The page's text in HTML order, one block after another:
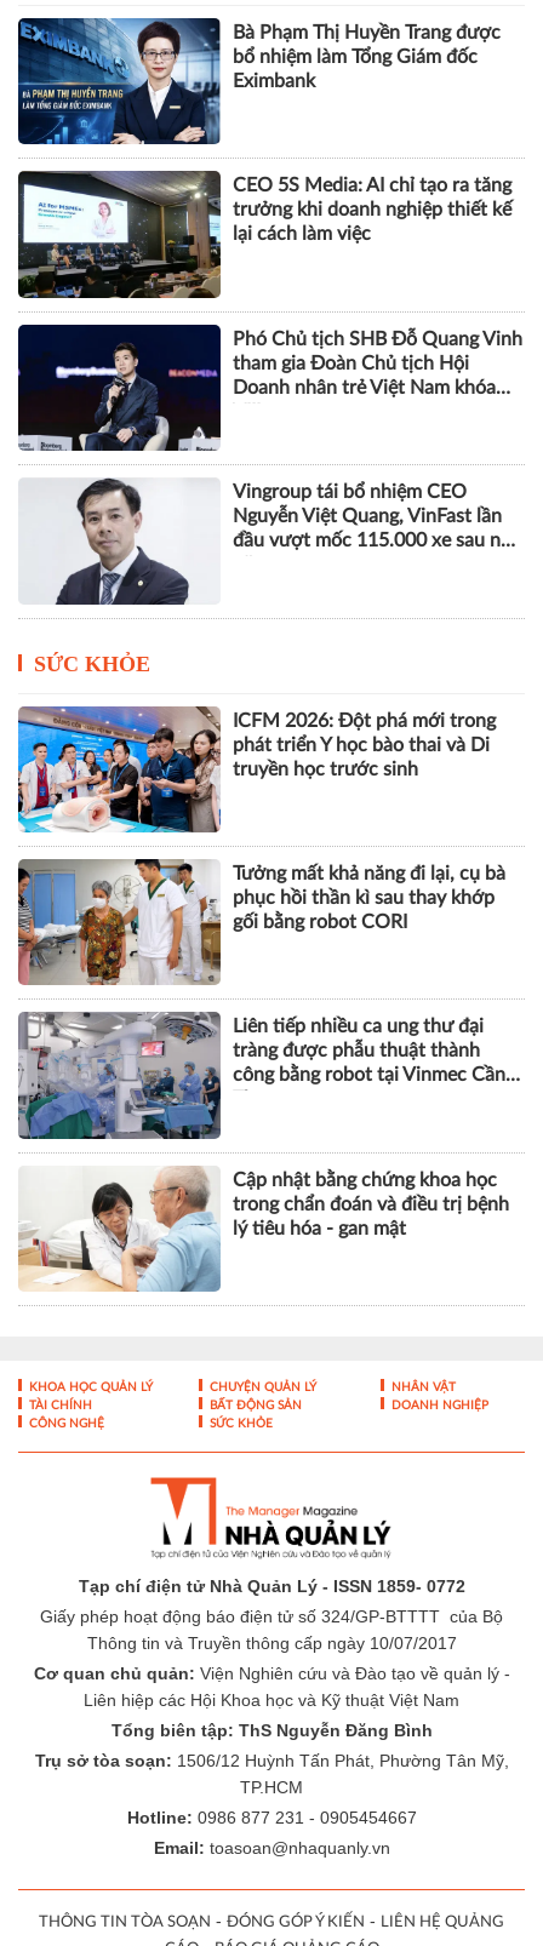
Bà Phạm Thị Huyền Trang được
bổ nhiệm làm Tổng Giám đốc
Eximbank
CEO 5S Media: AI chỉ tạo ra tăng
trưởng khi doanh nghiệp thiết kế
lại cách làm việc
Phó Chủ tịch SHB Đỗ Quang Vinh
tham gia Đoàn Chủ tịch Hội
Doanh nhân trẻ Việt Nam khóa
Vingroup tái bổ nhiệm CEO
Nguyễn Việt Quang, VinFast lần
đầu vượt mốc 115.000 xe sau nửa
SỨC KHỎE
ICFM 2026: Đột phá mới trong
phát triển Y học bào thai và Di
truyền học trước sinh
Tưởng mất khả năng đi lại, cụ bà
phục hồi thần kì sau thay khớp
gối bằng robot CORI
Liên tiếp nhiều ca ung thư đại
tràng được phẫu thuật thành
công bằng robot tại Vinmec Cần
Cập nhật bằng chứng khoa học
trong chẩn đoán và điều trị bệnh
lý tiêu hóa - gan mật
KHOA HỌC QUẢN LÝ CHUYỆN QUẢN LÝ
NHÂN VẬT
TÀI CHÍNH
BẤT ĐỘNG SẢN
DOANH NGHIỆP
CÔNG NGHỆ
SỨC KHỎE
Tạp chí điện tử Nhà Quản Lý - ISSN 1859- 0772
Giấy phép hoạt động báo điện tử số 324/GP-BTTTT của Bộ
Thông tin và Truyền thông cấp ngày 10/07/2017
Cơ quan chủ quản: Viện Nghiên cứu và Đào tạo về quản lý -
Liên hiệp các Hội Khoa học và Kỹ thuật Việt Nam
Tổng biên tập: ThS Nguyễn Đăng Bình
Trụ sở tòa soạn: 1506/12 Huỳnh Tấn Phát, Phường Tân Mỹ,
TP.HCM
Hotline: 0986 877 231 - 0905454667
Email: toasoan@nhaquanly.vn
THÔNG TIN TÒA SOẠN - ĐÓNG GÓP Ý KIẾN - LIÊN HỆ QUẢNG